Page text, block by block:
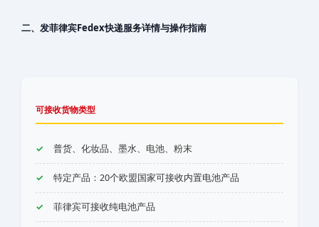
二、发‌‌‌菲律宾Fedex快递服务详情与操作指南
可接收货物类型
普货、化妆品、墨水、电池、粉末
特定产品：20个欧盟国家可接收内置电池产品
‌‌‌菲律宾可接收纯电池产品